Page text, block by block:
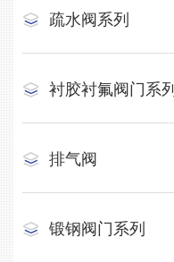
疏水阀系列
衬胶衬氟阀门系列
排气阀
锻钢阀门系列